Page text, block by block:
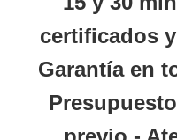
certificados
Garantía en